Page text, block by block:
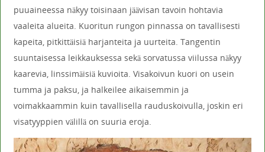
puuaineessa näkyy toisinaan jäävisan tavoin hohtavia
vaaleita alueita. Kuoritun rungon pinnassa on tavallisesti
kapeita, pitkittäisiä harjanteita ja uurteita. Tangentin
suuntaisessa leikkauksessa sekä sorvatussa viilussa näkyy
kaarevia, linssimäisiä kuvioita. Visakoivun kuori on usein
tumma ja paksu, ja halkeilee aikaisemmin ja
voimakkaammin kuin tavallisella rauduskoivulla, joskin eri
visatyyppien välillä on suuria eroja.